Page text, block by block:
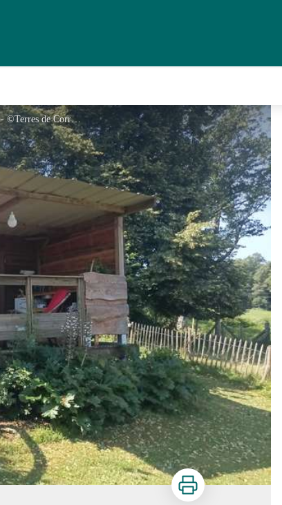
IMG_20230708_112559 - ©Terres de Corrèze
Imprimer